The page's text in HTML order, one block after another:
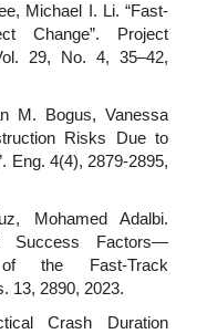
Michael I. Li. “Fast-
Change”. Project
29, No. 4, 35–42,
M. Bogus, Vanessa
Risks Due to
Eng. 4(4), 2879-2895,
Mohamed Adalbi.
Success Factors—
of the Fast-Track
13, 2890, 2023.
Crash Duration